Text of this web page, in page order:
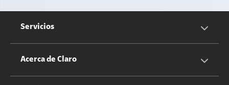
Servicios
Servicios Móviles
Acerca de Claro